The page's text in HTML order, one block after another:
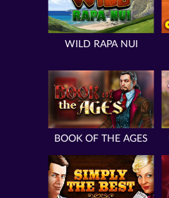
WILD RAPA NUI
BOOK OF THE AGES